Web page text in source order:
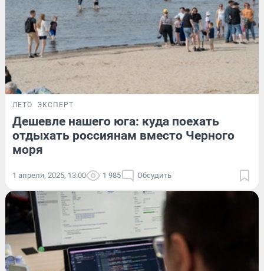
ЛЕТО ЭКСПЕРТ
Дешевле нашего юга: куда поехать
отдыхать россиянам вместо Черного
моря
1 апреля, 2025, 13:00 1 985 Обсудить